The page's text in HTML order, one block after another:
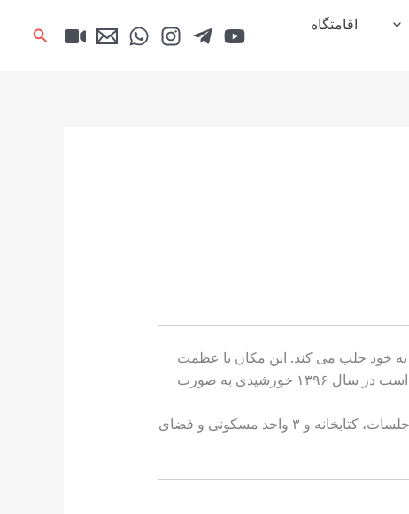
اقامتگاه
جستجو
خود جلب می کند. این مکان با عظمت
گردشگران داخلی و خارجی زیادی را تا به حال به خود جذب کرده است. این مسجد به همت خیرین ساخته شده است در سال ۱۳۹۶ خورشیدی به صورت
از ویژگی‌های این مسجد شکیل و بزرگ می‌توان از وجود فرهنگسرا شامل کلاس‌های درس، اتاق مهمان، سالن جلسات، کتابخانه و ۳ واحد مسکونی و فضای